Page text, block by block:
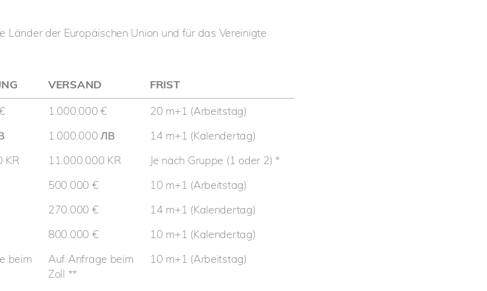
der Europäischen Union und für das Vereinigte
VERSAND
FRIST
1.000.000 €
20 m+1 (Arbeitstag)
1.000.000 ЛВ
14 m+1 (Kalendertag)
KR 11.000.000 KR
Je nach Gruppe (1 oder 2) *
500.000 €
10 m+1 (Arbeitstag)
270.000 €
14 m+1 (Kalendertag)
800.000 €
10 m+1 (Kalendertag)
beim
Auf Anfrage beim
Zoll **
10 m+1 (Arbeitstag)